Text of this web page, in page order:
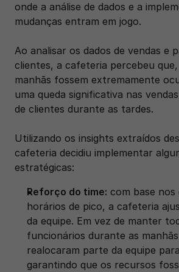
onde a análise de dados e a
mudanças entram em jogo.
Ao analisar os dados de vendas e
clientes, a cafeteria percebeu
manhãs fossem extremamente
uma queda significativa nas
de clientes durante as tardes.
Utilizando os insights extraídos
cafeteria decidiu implementar
estratégicas:
Reforço do time: com base nos
horários de pico, a cafeteria
da equipe. Em vez de manter
funcionários durante as
realocaram parte da equipe
garantindo que os recursos